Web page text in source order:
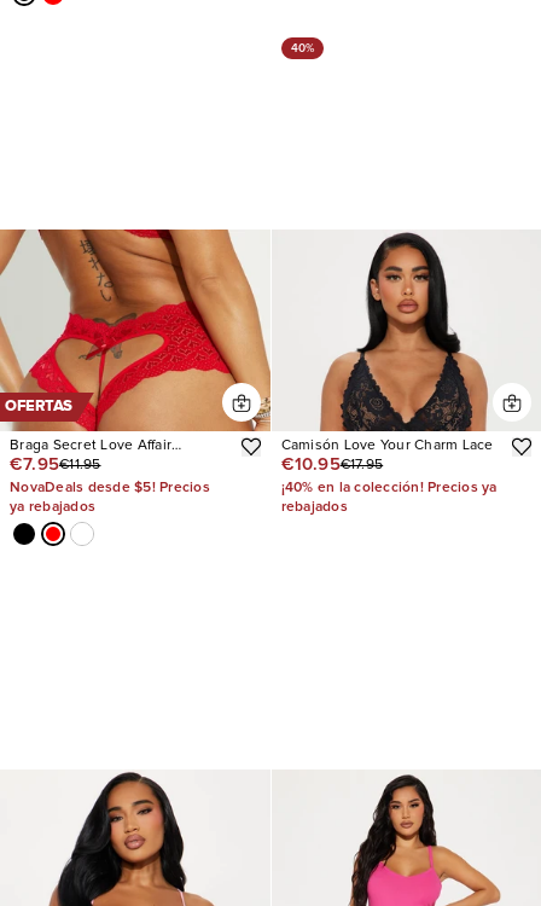
OFERTAS
Braga Secret Love Affair
Crotchless
€7.95€11.95
NovaDeals desde $5! Precios
ya rebajados
40%
Camisón Love Your Charm Lace
€10.95€17.95
¡40% en la colección! Precios ya
rebajados